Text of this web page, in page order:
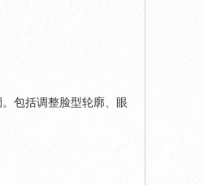
包括调整脸型轮廓、眼